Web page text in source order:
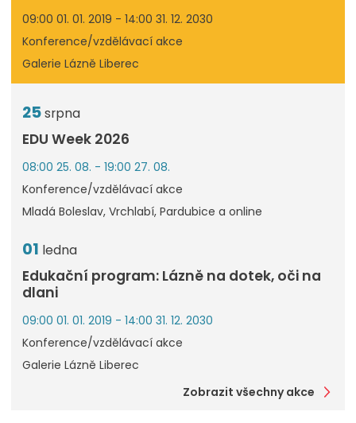
09:00 01. 01. 2019 - 14:00 31. 12. 2030
Konference/vzdělávací akce
Galerie Lázně Liberec
25srpna
EDU Week 2026
08:00 25. 08. - 19:00 27. 08.
Konference/vzdělávací akce
Mladá Boleslav, Vrchlabí, Pardubice a online
01 ledna
Edukační program: Lázně na dotek, oči na
dlani
09:00 01. 01. 2019 - 14:00 31. 12. 2030
Konference/vzdělávací akce
Galerie Lázně Liberec
Zobrazit všechny akce